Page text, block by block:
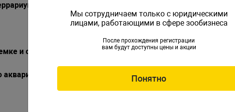
- как и что предложить потенциальному покупателю.
и содержанию рыбы в магазине
населения
Мы сотрудничаем только с юридическими
лицами, работающими в сфере зообизнеса
После прохождения регистрации
вам будут доступны цены и акции
Понятно